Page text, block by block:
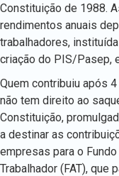
Constituição de 1988.
rendimentos anuais
trabalhadores,
criação do PIS/Pasep,
Quem contribuiu após
não tem direito ao
Constituição,
a destinar as
empresas para o
Trabalhador (FAT), que